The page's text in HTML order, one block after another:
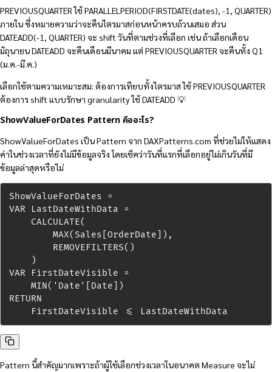
PREVIOUSQUARTER ใช้ PARALLELPERIOD(FIRSTDATE(dates), -1, QUARTER)
ภายใน ซึ่งหมายความว่าจะคืนไตรมาสก่อนหน้าครบถ้วนเสมอ ส่วน
DATEADD(-1, QUARTER) จะ shift วันที่ตามช่วงที่เลือก เช่น ถ้าเลือกเดือน
มิถุนายน DATEADD จะคืนเดือนมีนาคม แต่ PREVIOUSQUARTER จะคืนทั้ง Q1
(ม.ค.-มี.ค.)
เลือกใช้ตามความเหมาะสม: ต้องการเทียบทั้งไตรมาส ใช้ PREVIOUSQUARTER
ต้องการ shift แบบรักษา granularity ใช้ DATEADD 💡
ShowValueForDates Pattern คืออะไร?
ShowValueForDates เป็น Pattern จาก DAXPatterns.com ที่ช่วยไม่ให้แสดง
ค่าในช่วงเวลาที่ยังไม่มีข้อมูลจริง โดยเช็คว่าวันที่แรกที่เลือกอยู่ไม่เกินวันที่มี
ข้อมูลล่าสุดหรือไม่
ShowValueForDates =
VAR LastDateWithData =
    CALCULATE(
        MAX(Sales[OrderDate]),
        REMOVEFILTERS()
    )
VAR FirstDateVisible =
    MIN('Date'[Date])
RETURN
    FirstDateVisible <= LastDateWithData
Pattern นี้สำคัญมากเพราะถ้าผู้ใช้เลือกช่วงเวลาในอนาคต Measure จะไม่